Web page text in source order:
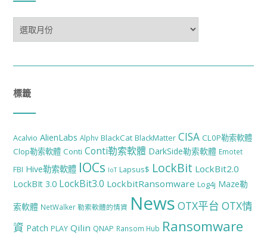
整
標籤
Acalvio AlienLabs Alphv BlackCat BlackMatter CISA CL0P勒索軟體
Clop勒索軟體 Conti Conti勒索軟體 DarkSide勒索軟體 Emotet
FBI Hive勒索軟體 IOCs IoT Lapsus$ LockBit LockBit2.0
LockBIt 3.0 LockBit3.0 LockbitRansomware Log4j Maze勒
索軟體 NetWalker 勒索軟體的情資 News OTX平台 OTX情
資 Patch PLAY Qilin QNAP Ransom Hub Ransomware